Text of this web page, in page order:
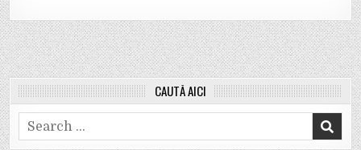
CAUTĂ AICI
Search
for: